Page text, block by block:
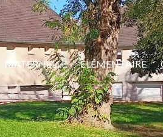
MATERNELLE ELÉMENTAIRE